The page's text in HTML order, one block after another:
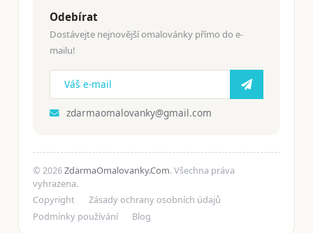
Odebírat
Dostávejte nejnovější omalovánky přímo do e-
mailu!
zdarmaomalovanky@gmail.com
© 2026ZdarmaOmalovanky.Com. Všechna práva
vyhrazena.
Copyright
Zásady ochrany osobních údajů
Podmínky používání
Blog